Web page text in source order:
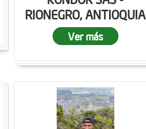
RIONEGRO, ANTIOQUIA
Ver más